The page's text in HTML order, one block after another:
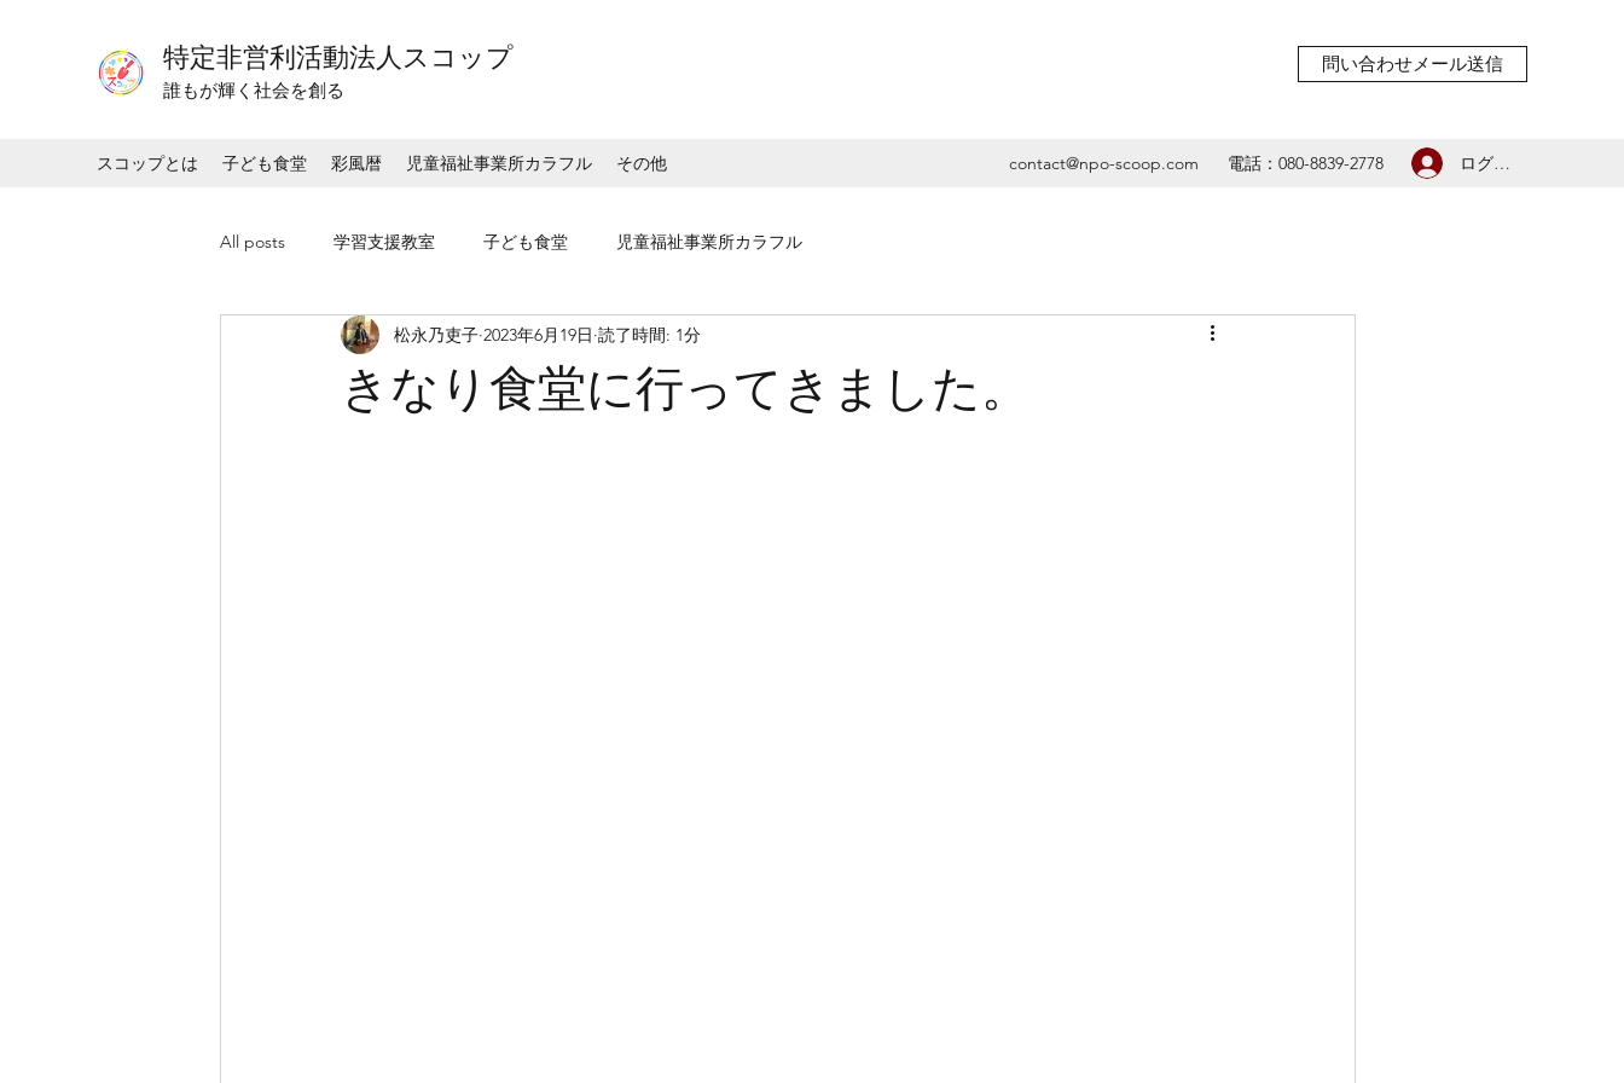
特定非営利活動法人スコップ
​​誰もが輝く社会を創る
問い合わせメール送信
スコップとは 子ども食堂 彩風暦 児童福祉事業所カラフル その他 contact@npo-scoop.com 電話：080-8839-2778 ログイン
All posts 学習支援教室 子ども食堂 児童福祉事業所カラフル
きなり食堂に行ってきました。
松永乃吏子 2023年6月19日 読了時間: 1分